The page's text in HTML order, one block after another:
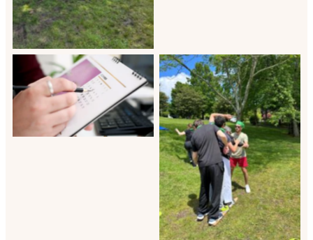
Coordination
évènementielle resultat
Journée team building
Espelette